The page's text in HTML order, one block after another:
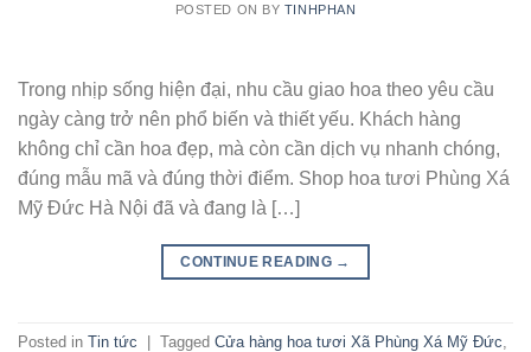
POSTED ON BY TINHPHAN
Trong nhịp sống hiện đại, nhu cầu giao hoa theo yêu cầu
ngày càng trở nên phổ biến và thiết yếu. Khách hàng
không chỉ cần hoa đẹp, mà còn cần dịch vụ nhanh chóng,
đúng mẫu mã và đúng thời điểm. Shop hoa tươi Phùng Xá
Mỹ Đức Hà Nội đã và đang là […]
CONTINUE READING →
Posted in Tin tức Tagged Cửa hàng hoa tươi Xã Phùng Xá Mỹ Đức